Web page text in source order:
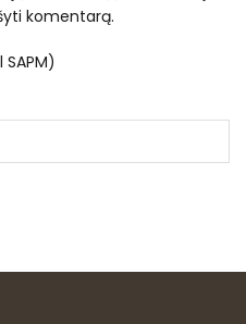
komentarą.